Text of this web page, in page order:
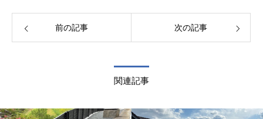
前の記事 次の記事
関連記事